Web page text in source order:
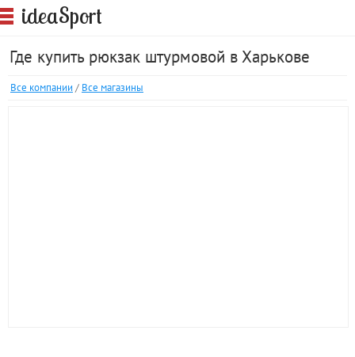
ideaSport
Где купить рюкзак штурмовой в Харькове
Все компании / Все магазины